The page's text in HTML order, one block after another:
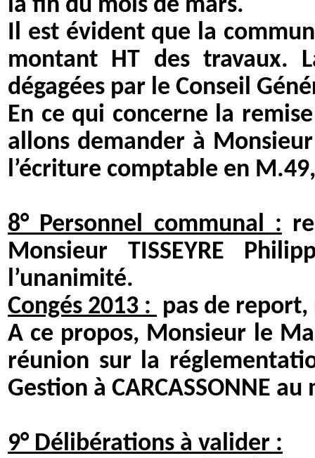
la fin du mois de mars.
Il est évident que la
montant HT des travaux.
dégagées par le Conseil
En ce qui concerne la
allons demander à Monsieur
l’écriture comptable en
8° Personnel communal :
Monsieur TISSEYRE
l’unanimité.
Congés 2013 : pas de
A ce propos, Monsieur le
réunion sur la
Gestion à CARCASSONNE au
9° Délibérations à valider :